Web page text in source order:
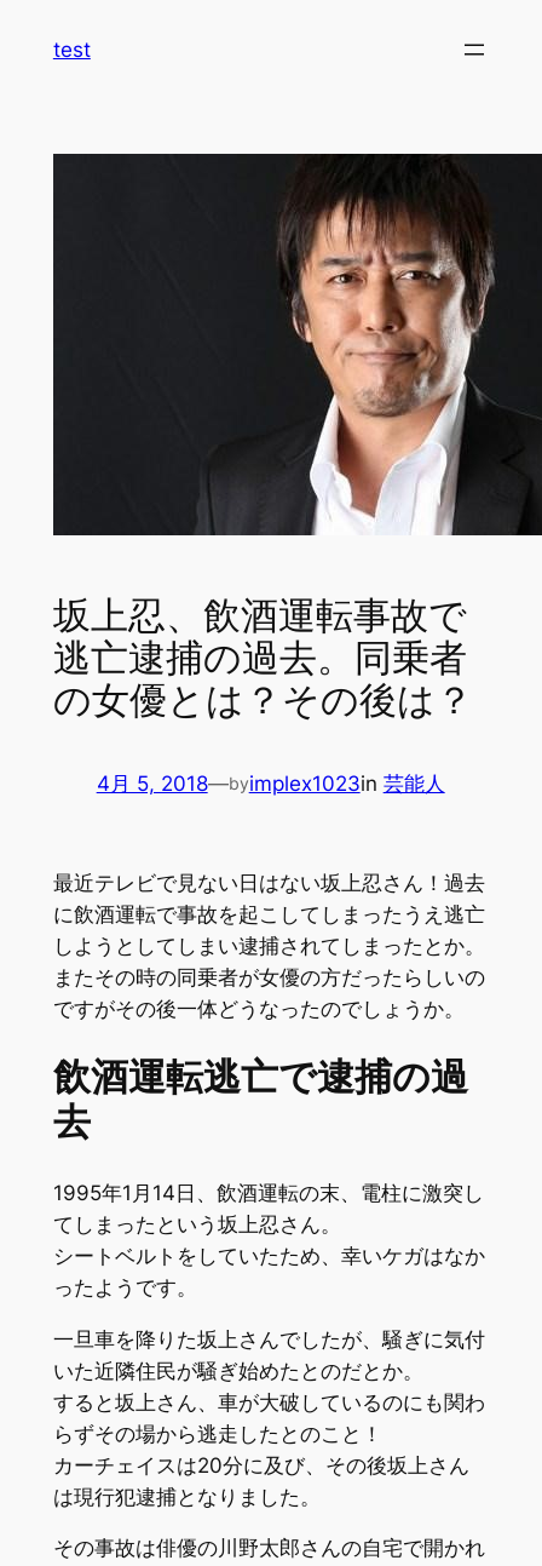
test
坂上忍、飲酒運転事故で
逃亡逮捕の過去。同乗者
の女優とは？その後は？
4月 5, 2018—byimplex1023in 芸能人
最近テレビで見ない日はない坂上忍さん！過去
に飲酒運転で事故を起こしてしまったうえ逃亡
しようとしてしまい逮捕されてしまったとか。
またその時の同乗者が女優の方だったらしいの
ですがその後一体どうなったのでしょうか。
飲酒運転逃亡で逮捕の過
去
1995年1月14日、飲酒運転の末、電柱に激突し
てしまったという坂上忍さん。
シートベルトをしていたため、幸いケガはなか
ったようです。
一旦車を降りた坂上さんでしたが、騒ぎに気付
いた近隣住民が騒ぎ始めたとのだとか。
すると坂上さん、車が大破しているのにも関わ
らずその場から逃走したとのこと！
カーチェイスは20分に及び、その後坂上さん
は現行犯逮捕となりました。
その事故は俳優の川野太郎さんの自宅で開かれ